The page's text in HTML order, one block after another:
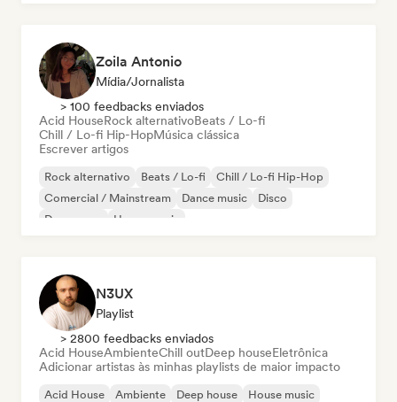
Zoila Antonio
Mídia/Jornalista
> 100 feedbacks enviados
Acid HouseRock alternativoBeats / Lo-fi
Chill / Lo-fi Hip-HopMúsica clássica
Escrever artigos
Rock alternativo Beats / Lo-fi
Chill / Lo-fi Hip-Hop
Comercial / Mainstream
Dance music
Disco
Dream pop
House music
N3UX
Playlist
> 2800 feedbacks enviados
Acid HouseAmbienteChill outDeep houseEletrônica
Adicionar artistas às minhas playlists de maior impacto
Acid House Ambiente Deep house
House music